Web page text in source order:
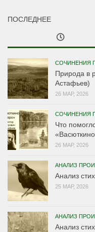
ПОСЛЕДНЕЕ
СОЧИНЕНИЯ
Природа в
Астафьев)
26 МАР, 2026
СОЧИНЕНИЯ
Что
26 МАР, 2026
АНАЛИЗ
Анализ
25 МАР, 2026
АНАЛИЗ
Анализ